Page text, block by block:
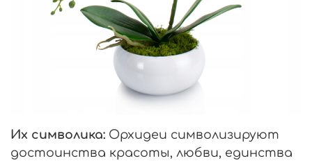
Их символика: Орхидеи символизируют
достоинства красоты, любви, единства